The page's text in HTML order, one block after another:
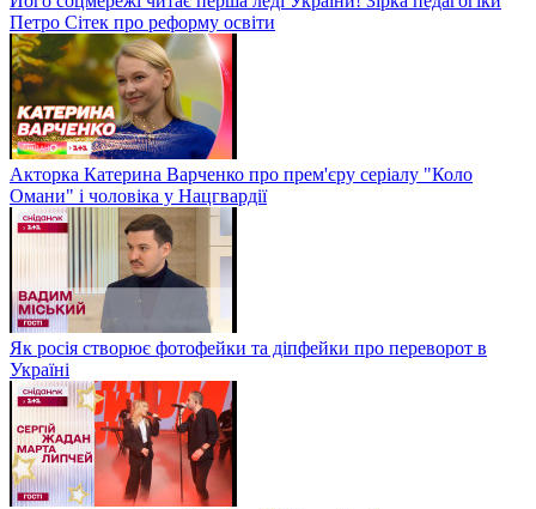
Петро Сітек про реформу освіти
Акторка Катерина Варченко про прем'єру серіалу "Коло
Омани" і чоловіка у Нацгвардії
Як росія створює фотофейки та діпфейки про переворот в
Україні